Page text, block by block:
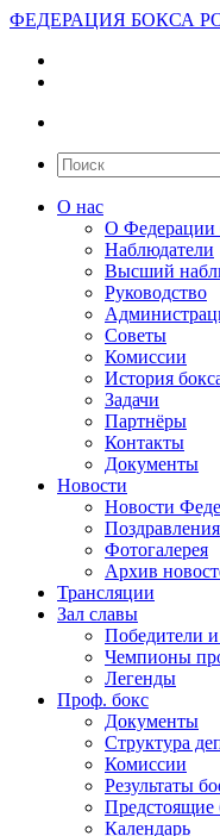
ФЕДЕРАЦИЯ БОКСА
О нас
О Федерации
Наблюдатели
Высший
Руководство
Советы
Комиссии
История
Задачи
Партнёры
Контакты
Документы
Новости
Новости
Поздравления
Фотогалерея
Архив
Трансляции
Зал славы
Победители
Чемпионы
Легенды
Проф. бокс
Документы
Структура
Комиссии
Результаты
Предстоящие
Календарь